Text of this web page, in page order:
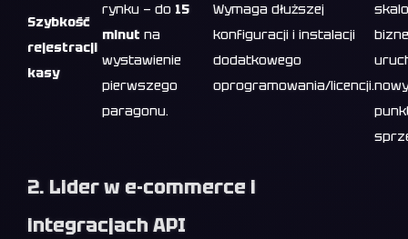
Szybkość
rejestracji
kasy
rynku — do 15
minut na
wystawienie
pierwszego
paragonu.
Wymaga dłuższej
konfiguracji i instalacji
dodatkowego
oprogramowania/licencji.
2. Lider w e-commerce i
integracjach API